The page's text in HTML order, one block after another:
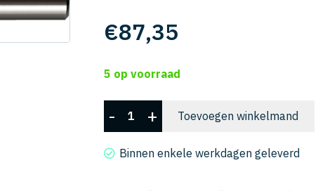
€87,35
5 op voorraad
CRRS
4060-
05-
aantal
- + Toevoegen winkelmand
Binnen enkele werkdagen geleverd